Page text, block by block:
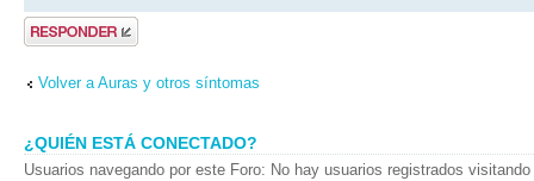
Publicar una
respuesta
Volver a Auras y otros síntomas
¿QUIÉN ESTÁ CONECTADO?
Usuarios navegando por este Foro: No hay usuarios registrados